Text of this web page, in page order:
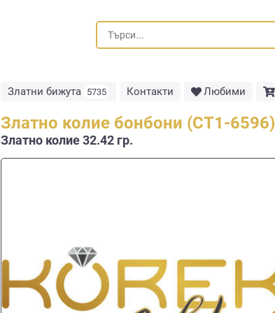
Златни бижута 5735 Контакти Любими
Златно колие бонбони (СТ1-6596)
Златнo колие 32.42 гр.